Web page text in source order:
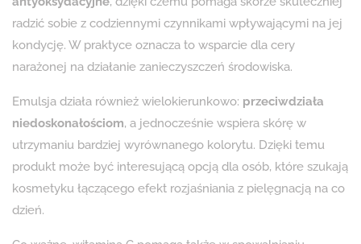
radzić sobie z codziennymi czynnikami wpływającymi na jej
kondycję. W praktyce oznacza to wsparcie dla cery
narażonej na działanie zanieczyszczeń środowiska.
Emulsja działa również wielokierunkowo: przeciwdziała
niedoskonałościom, a jednocześnie wspiera skórę w
utrzymaniu bardziej wyrównanego kolorytu. Dzięki temu
produkt może być interesującą opcją dla osób, które szukają
kosmetyku łączącego efekt rozjaśniania z pielęgnacją na co
dzień.